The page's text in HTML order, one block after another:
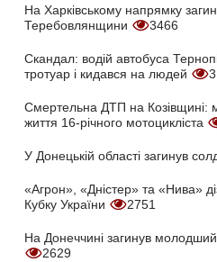
На Харківському напрямку
Теребовлянщини
3466
Скандал: водій автобуса
тротуар і кидався на людей
Смертельна ДТП на Козівщині:
життя 16-річного мотоцикліста
У Донецькій області загинув
«Агрон», «Дністер» та «Нива»
Кубку України
2751
На Донеччині загинув
2629